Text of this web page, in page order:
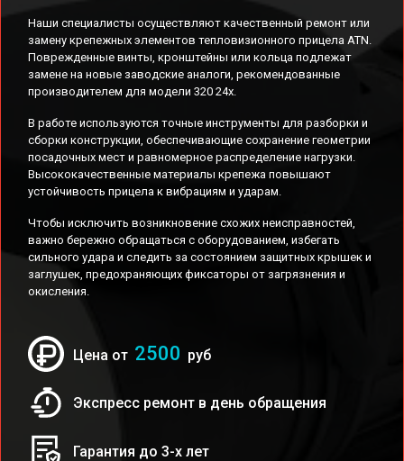
Наши специалисты осуществляют качественный ремонт или
замену крепежных элементов тепловизионного прицела ATN.
Поврежденные винты, кронштейны или кольца подлежат
замене на новые заводские аналоги, рекомендованные
производителем для модели 320 24x.
В работе используются точные инструменты для разборки и
сборки конструкции, обеспечивающие сохранение геометрии
посадочных мест и равномерное распределение нагрузки.
Высококачественные материалы крепежа повышают
устойчивость прицела к вибрациям и ударам.
Чтобы исключить возникновение схожих неисправностей,
важно бережно обращаться с оборудованием, избегать
сильного удара и следить за состоянием защитных крышек и
заглушек, предохраняющих фиксаторы от загрязнения и
окисления.
Цена от 2500 руб
Экспресс ремонт в день обращения
Гарантия до 3-х лет